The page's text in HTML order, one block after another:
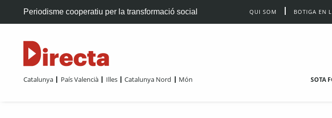
Periodisme cooperatiu per la transformació social QUI SOM BOTIGA EN
Catalunya País Valencià Illes Catalunya Nord Món SOTA